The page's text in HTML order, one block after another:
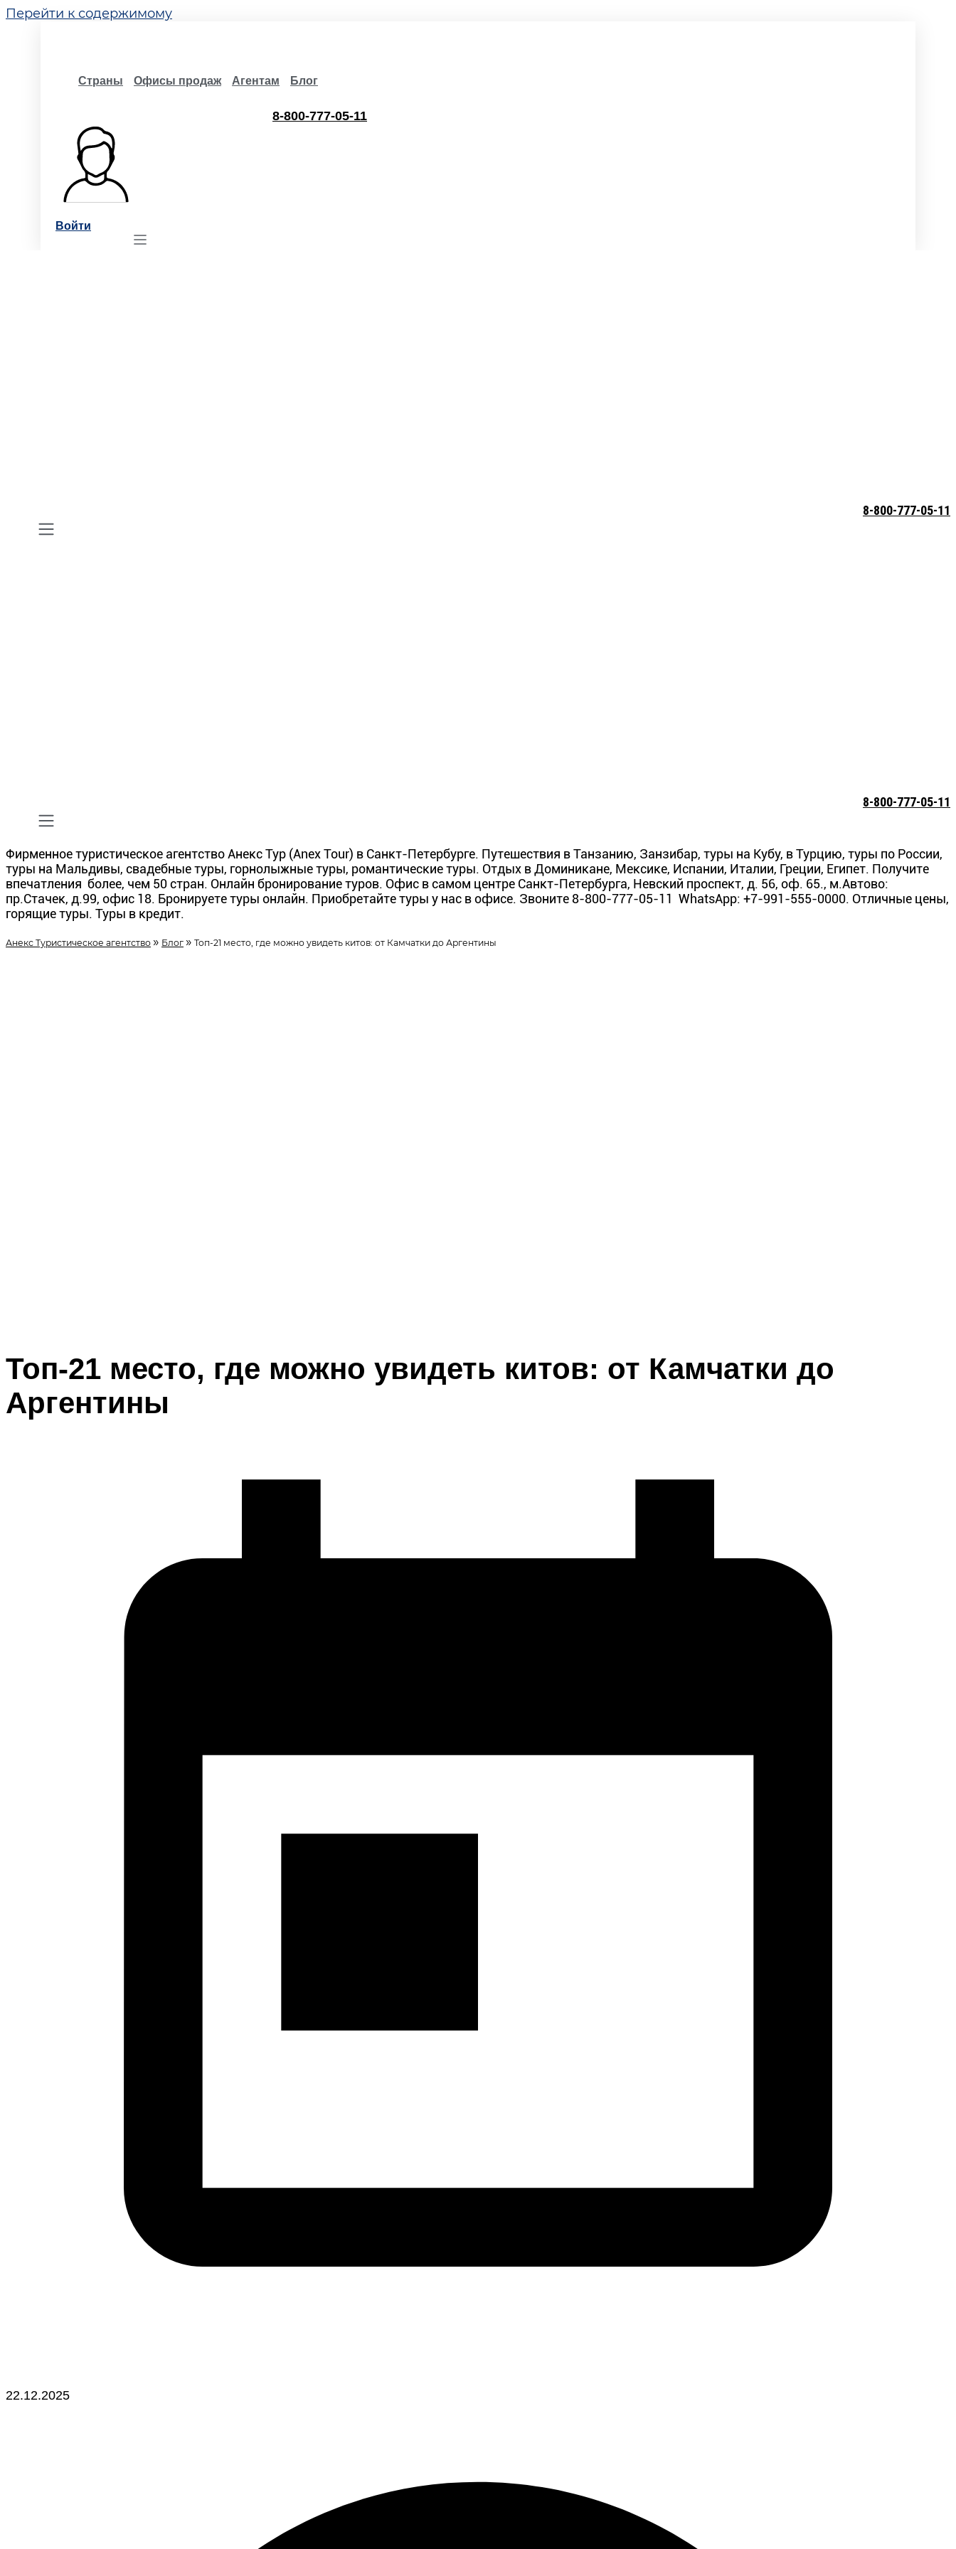
Перейти к содержимому
Страны Офисы продаж Агентам Блог
8-800-777-05-11
Войти
8-800-777-05-11
8-800-777-05-11
Фирменное туристическое агентство Анекс Тур (Anex Tour) в Санкт-Петербурге. Путешествия в Танзанию, Занзибар, туры на Кубу, в Турцию, туры по России,
туры на Мальдивы, свадебные туры, горнолыжные туры, романтические туры. Отдых в Доминикане, Мексике, Испании, Италии, Греции, Египет. Получите
впечатления более, чем 50 стран. Онлайн бронирование туров. Офис в самом центре Санкт-Петербурга, Невский проспект, д. 56, оф. 65., м.Автово:
пр.Стачек, д.99, офис 18. Бронируете туры онлайн. Приобретайте туры у нас в офисе. Звоните 8-800-777-05-11 WhatsApp: +7-991-555-0000. Отличные цены,
горящие туры. Туры в кредит.
Анекс Туристическое агентство » Блог » Топ-21 место, где можно увидеть китов: от Камчатки до Аргентины
Топ-21 место, где можно увидеть китов: от Камчатки до
Аргентины
22.12.2025